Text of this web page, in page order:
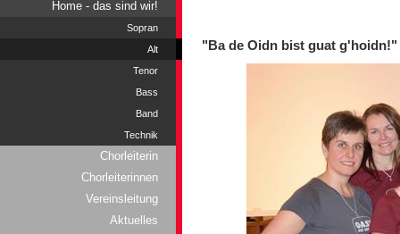
Home - das sind wir!
Sopran
Alt
Tenor
Bass
Band
Technik
Chorleiterin
Chorleiterinnen
Vereinsleitung
Aktuelles
"Ba de Oidn bist guat g'hoidn!"